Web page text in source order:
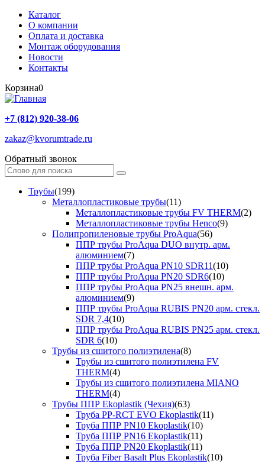
Каталог
О компании
Оплата и доставка
Монтаж оборудования
Новости
Контакты
Корзина0
+7 (812) 920-38-06
zakaz@kvorumtrade.ru
Обратный звонок
Трубы(199)
Металлопластиковые трубы(11)
Металлопластиковые трубы FV THERM(2)
Металлопластиковые трубы Henco(9)
Полипропиленовые трубы ProAqua(56)
ППР трубы ProAqua DUO внутр. арм.
алюминием(7)
ППР трубы ProAqua PN10 SDR11(10)
ППР трубы ProAqua PN20 SDR6(10)
ППР трубы ProAqua PN25 внешн. арм.
алюминием(9)
ППР трубы ProAqua RUBIS PN20 арм. стекл.
SDR 7,4(10)
ППР трубы ProAqua RUBIS PN25 арм. стекл.
SDR 6(10)
Трубы из сшитого полиэтилена(8)
Трубы из сшитого полиэтилена FV
THERM(4)
Трубы из сшитого полиэтилена MIANO
THERM(4)
Трубы ППР Ekoplastik (Чехия)(63)
Труба PP-RCT EVO Ekoplastik(11)
Труба ППР PN10 Ekoplastik(10)
Труба ППР PN16 Ekoplastik(11)
Труба ППР PN20 Ekoplastik(11)
Труба Fiber Basalt Plus Ekoplastik(10)